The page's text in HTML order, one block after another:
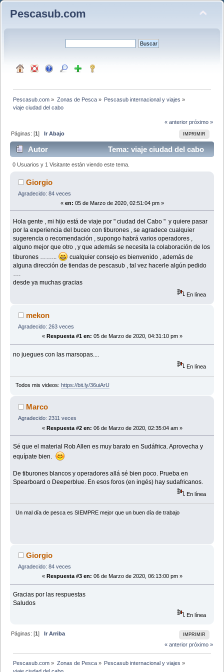
Pescasub.com
Pescasub.com » Zonas de Pesca» Pescasub internacional y viajes »
viaje ciudad del cabo
« anterior próximo »
IMPRIMIR
Páginas: [1]Ir Abajo
Autor
Tema: viaje ciudad del cabo
(Leído 13458 veces)
0 Usuarios y 1 Visitante están viendo este tema.
Giorgio
Agradecido: 84 veces
« en: 05 de Marzo de 2020, 02:51:04 pm »
Hola gente , mi hijo está de viaje por " ciudad del Cabo " y quiere pasar
por la experiencia del buceo con tiburones , se agradece cualquier
sugerencia o recomendación , supongo habrá varios operadores ,
alguno mejor que otro , y que además se necesita la colaboración de los
tiburones ……...
cualquier consejo es bienvenido , además de
alguna dirección de tiendas de pescasub , tal vez hacerle algún pedido
desde ya muchas gracias
En línea
mekon
Agradecido: 263 veces
« Respuesta #1 en: 05 de Marzo de 2020, 04:31:10 pm »
no juegues con las marsopas....
En línea
Todos mis videos: https://bit.ly/36uiArU
Marco
Agradecido: 2311 veces
« Respuesta #2 en: 06 de Marzo de 2020, 02:35:04 am »
Sé que el material Rob Allen es muy barato en Sudáfrica. Aprovecha y
equípate bien.
De tiburones blancos y operadores allá sé bien poco. Prueba en
Spearboard o Deeperblue. En esos foros (en ingés) hay sudafricanos.
En línea
Un mal día de pesca es SIEMPRE mejor que un buen dí­a de trabajo
Giorgio
Agradecido: 84 veces
« Respuesta #3 en: 06 de Marzo de 2020, 06:13:00 pm »
Gracias por las respuestas
Saludos
En línea
IMPRIMIR
Páginas: [1]
Ir Arriba
« anterior próximo »
Pescasub.com » Zonas de Pesca» Pescasub internacional y viajes »